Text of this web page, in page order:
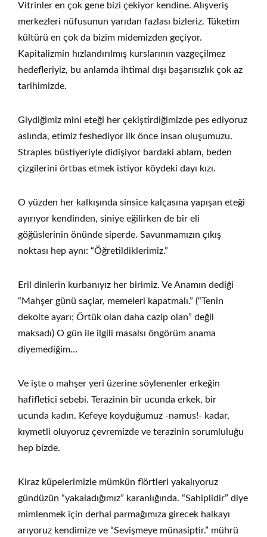
Vitrinler en çok gene bizi çekiyor kendine. Alışveriş
merkezleri nüfusunun yarıdan fazlası bizleriz. Tüketim
kültürü en çok da bizim midemizden geçiyor.
Kapitalizmin hızlandırılmış kurslarının vazgeçilmez
hedefleriyiz, bu anlamda ihtimal dışı başarısızlık çok az
tarihimizde.
Giydiğimiz mini eteği her çekiştirdiğimizde pes ediyoruz
aslında, etimiz feshediyor ilk önce insan oluşumuzu.
Straples büstiyeriyle didişiyor bardaki ablam, beden
çizgilerini örtbas etmek istiyor köydeki dayı kızı.
O yüzden her kalkışında sinsice kalçasına yapışan eteği
ayırıyor kendinden, siniye eğilirken de bir eli
göğüslerinin önünde siperde. Savunmamızın çıkış
noktası hep aynı: “Öğretildiklerimiz.”
Eril dinlerin kurbanıyız her birimiz. Ve Anamın dediği
“Mahşer günü saçlar, memeleri kapatmalı.” (“Tenin
dekolte ayarı; Örtük olan daha cazip olan” değil
maksadı) O gün ile ilgili masalsı öngörüm anama
diyemediğim…
Ve işte o mahşer yeri üzerine söylenenler erkeğin
hafifletici sebebi. Terazinin bir ucunda erkek, bir
ucunda kadın. Kefeye koyduğumuz -namus!- kadar,
kıymetli oluyoruz çevremizde ve terazinin sorumluluğu
hep bizde.
Kiraz küpelerimizle mümkün flörtleri yakalıyoruz
gündüzün “yakaladığımız” karanlığında. “Sahiplidir” diye
mimlenmek için derhal parmağımıza girecek halkayı
arıyoruz kendimize ve “Sevişmeye münasiptir.” mührü